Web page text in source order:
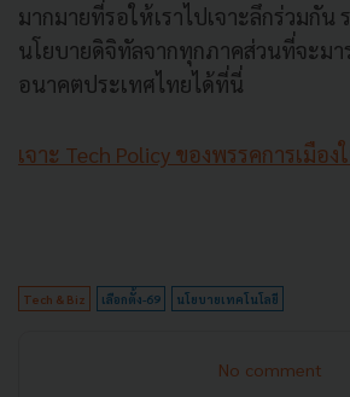
มากมายที่รอให้เราไปเจาะลึกร่วมกั
นโยบายดิจิทัลจากทุกภาคส่วนที่จะม
อนาคตประเทศไทยได้ที่นี่
เจาะ Tech Policy ของพรรคการเมือ
Tech & Biz เลือกตั้ง-69 นโยบายเทคโนโลยี
No comment